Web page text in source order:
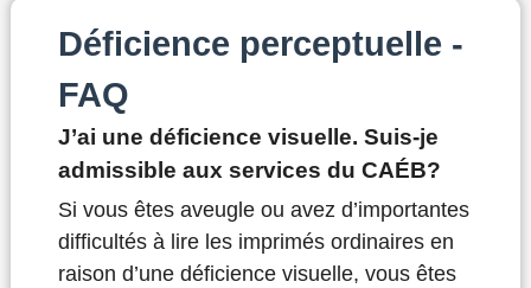
Déficience perceptuelle -
FAQ
J’ai une déficience visuelle. Suis-je
admissible aux services du CAÉB?
Si vous êtes aveugle ou avez d’importantes
difficultés à lire les imprimés ordinaires en
raison d’une déficience visuelle, vous êtes